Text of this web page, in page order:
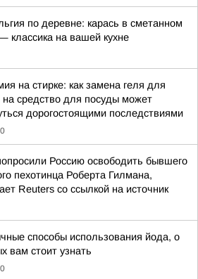
по деревне: карась в сметанном
классика на вашей кухне
на стирке: как замена геля для
на средство для посуды может
дорогостоящими последствиями
Россию освободить бывшего
пехотинца Роберта Гилмана,
Reuters со ссылкой на источник
способы использования йода, о
вам стоит узнать